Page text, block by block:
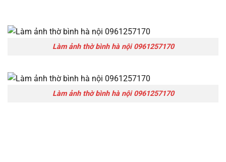
Làm ảnh thờ bình hà nội 0961257170
Làm ảnh thờ bình hà nội 0961257170